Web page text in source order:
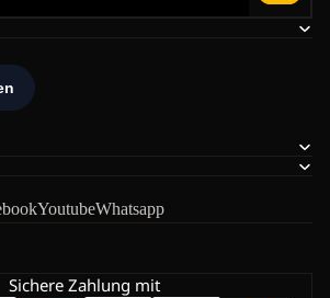
YoutubeWhatsapp
Sichere Zahlung mit